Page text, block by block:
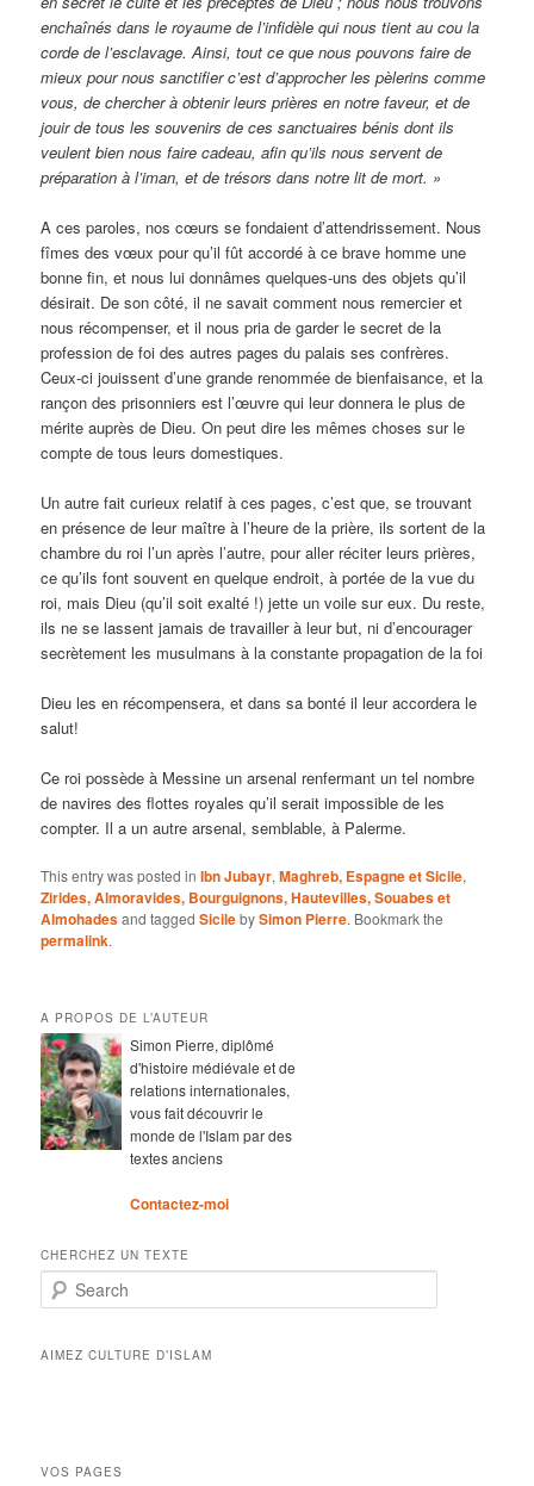
enchaînés dans le royaume de l’infidèle qui nous tient au cou la
corde de l’esclavage. Ainsi, tout ce que nous pouvons faire de
mieux pour nous sanctifier c’est d’approcher les pèlerins comme
vous, de chercher à obtenir leurs prières en notre faveur, et de
jouir de tous les souvenirs de ces sanctuaires bénis dont ils
veulent bien nous faire cadeau, afin qu’ils nous servent de
préparation à l’iman, et de trésors dans notre lit de mort. »
A ces paroles, nos cœurs se fondaient d’attendrissement. Nous
fîmes des vœux pour qu’il fût accordé à ce brave homme une
bonne fin, et nous lui donnâmes quelques-uns des objets qu’il
désirait. De son côté, il ne savait comment nous remercier et
nous récompenser, et il nous pria de garder le secret de la
profession de foi des autres pages du palais ses confrères.
Ceux-ci jouissent d’une grande renommée de bienfaisance, et la
rançon des prisonniers est l’œuvre qui leur donnera le plus de
mérite auprès de Dieu. On peut dire les mêmes choses sur le
compte de tous leurs domestiques.
Un autre fait curieux relatif à ces pages, c’est que, se trouvant
en présence de leur maître à l’heure de la prière, ils sortent de la
chambre du roi l’un après l’autre, pour aller réciter leurs prières,
ce qu’ils font souvent en quelque endroit, à portée de la vue du
roi, mais Dieu (qu’il soit exalté !) jette un voile sur eux. Du reste,
ils ne se lassent jamais de travailler à leur but, ni d’encourager
secrètement les musulmans à la constante propagation de la foi
Dieu les en récompensera, et dans sa bonté il leur accordera le
salut!
Ce roi possède à Messine un arsenal renfermant un tel nombre
de navires des flottes royales qu’il serait impossible de les
compter. Il a un autre arsenal, semblable, à Palerme.
This entry was posted inIbn Jubayr,Maghreb, Espagne et Sicile,
Zirides, Almoravides, Bourguignons, Hautevilles, Souabes et
Almohadesand taggedSicilebySimon Pierre. Bookmark the
permalink.
A PROPOS DE L’AUTEUR
Simon Pierre, diplômé
d'histoire médiévale et de
relations internationales,
vous fait découvrir le
monde de l'Islam par des
textes anciens
Contactez-moi
CHERCHEZ UN TEXTE
Search
AIMEZ CULTURE D’ISLAM
VOS PAGES